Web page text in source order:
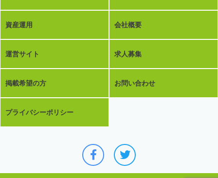
資産運用 会社概要
運営サイト 求人募集
掲載希望の方 お問い合わせ
プライバシーポリシー